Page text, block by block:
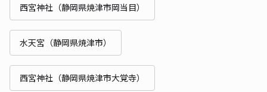
西宮神社（静岡県焼津市岡当目）
水天宮（静岡県焼津市）
西宮神社（静岡県焼津市大覚寺）